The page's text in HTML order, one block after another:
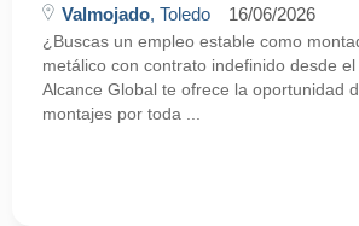
Valmojado, Toledo 16/06/2026
¿Buscas un empleo estable como
metálico con contrato indefinido desde
Alcance Global te ofrece la oportunidad
montajes por toda ...